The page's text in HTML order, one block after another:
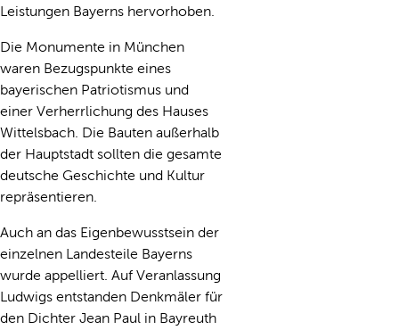
Leistungen Bayerns hervorhoben.
Die Monumente in München
waren Bezugspunkte eines
bayerischen Patriotismus und
einer Verherrlichung des Hauses
Wittelsbach. Die Bauten außerhalb
der Hauptstadt sollten die gesamte
deutsche Geschichte und Kultur
repräsentieren.
Auch an das Eigenbewusstsein der
einzelnen Landesteile Bayerns
wurde appelliert. Auf Veranlassung
Ludwigs entstanden Denkmäler für
den Dichter Jean Paul in Bayreuth